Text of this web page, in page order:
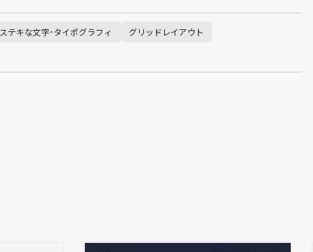
ステキな文字･タイポグラフィ
グリッドレイアウト